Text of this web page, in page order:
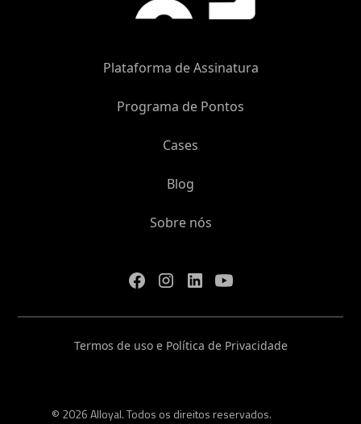
Plataforma de Assinatura
Programa de Pontos
Cases
Blog
Sobre nós
© 2026 Alloyal. Todos os direitos reservados.
Termos de uso e Política de Privacidade